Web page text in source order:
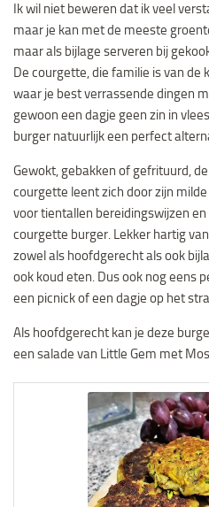
Ik wil niet beweren dat ik veel
maar je kan met de meeste
maar als bijlage serveren bij
De courgette, die familie is van de
waar je best verrassende dingen
gewoon een dagje geen zin in
burger natuurlijk een perfect
Gewokt, gebakken of gefrituurd,
courgette leent zich door zijn
voor tientallen bereidingswijzen
courgette burger. Lekker hartig
zowel als hoofdgerecht als ook
ook koud eten. Dus ook nog eens
een picnick of een dagje op het
Als hoofdgerecht kan je deze
een salade van Little Gem met